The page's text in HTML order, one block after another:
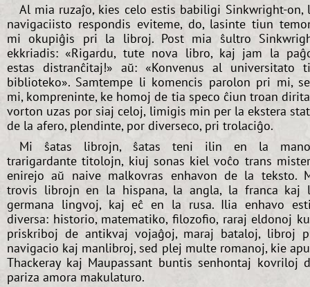
Al mia ruzaĵo, kies celo estis babiligi Sinkwright-on,
navigaciisto respondis eviteme, do, lasinte tiun
mi okupiĝis pri la libroj. Post mia ŝultro
ekkriadis: «Rigardu, tute nova libro, kaj jam la
estas distranĉitaj!» aŭ: «Konvenus al universitato
biblioteko». Samtempe li komencis parolon pri mi,
mi, kompreninte, ke homoj de tia speco ĉiun troan
vorton uzas por siaj celoj, limigis min per la ekstera
de la afero, plendinte, por diverseco, pri trolaciĝo.
Mi ŝatas librojn, ŝatas teni ilin en la
trarigardante titolojn, kiuj sonas kiel voĉo trans
enirejo aŭ naive malkovras enhavon de la teksto.
trovis librojn en la hispana, la angla, la franca kaj
germana lingvoj, kaj eĉ en la rusa. Ilia enhavo
diversa: historio, matematiko, filozofio, raraj eldonoj
priskriboj de antikvaj vojaĝoj, maraj bataloj, libroj
navigacio kaj manlibroj, sed plej multe romanoj, kie
Thackeray kaj Maupassant buntis senhontaj kovriloj
pariza amora makulaturo.